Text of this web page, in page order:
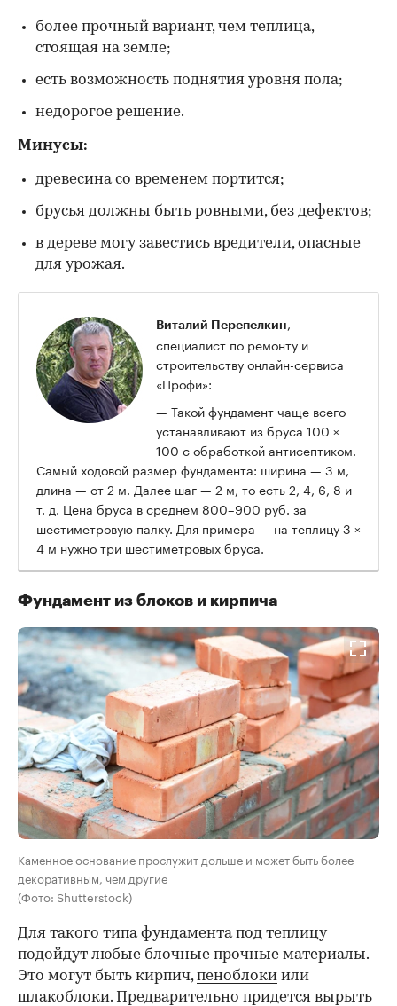
более прочный вариант, чем теплица,
стоящая на земле;
есть возможность поднятия уровня пола;
недорогое решение.
Минусы:
древесина со временем портится;
брусья должны быть ровными, без дефектов;
в дереве могу завестись вредители, опасные
для урожая.
Виталий Перепелкин,
специалист по ремонту и
строительству онлайн-сервиса
«Профи»:
— Такой фундамент чаще всего
устанавливают из бруса 100 ×
100 с обработкой антисептиком.
Самый ходовой размер фундамента: ширина — 3 м,
длина — от 2 м. Далее шаг — 2 м, то есть 2, 4, 6, 8 и
т. д. Цена бруса в среднем 800–900 руб. за
шестиметровую палку. Для примера — на теплицу 3 ×
4 м нужно три шестиметровых бруса.
Фундамент из блоков и кирпича
Каменное основание прослужит дольше и может быть более
декоративным, чем другие
(Фото: Shutterstock)
Для такого типа фундамента под теплицу
подойдут любые блочные прочные материалы.
Это могут быть кирпич,пеноблоки или
шлакоблоки. Предварительно придется вырыть